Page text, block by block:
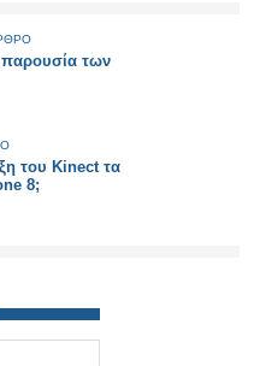
παρουσία των
του Kinect τα
8;